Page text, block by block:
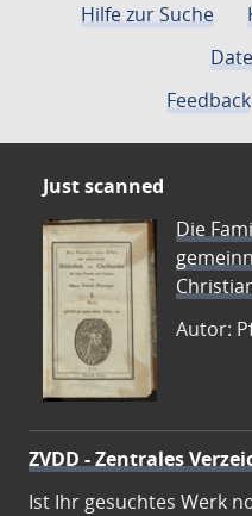
Hilfe zur Suche
Feedback
Just scanned
Die
Autor:
ZVDD - Zentrales
Ist Ihr gesuchtes Werk